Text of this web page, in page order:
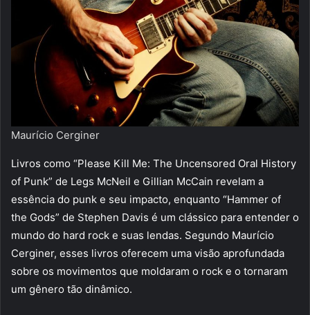
Maurício Cerginer
Livros como “Please Kill Me: The Uncensored Oral History
of Punk” de Legs McNeil e Gillian McCain revelam a
essência do punk e seu impacto, enquanto “Hammer of
the Gods” de Stephen Davis é um clássico para entender o
mundo do hard rock e suas lendas. Segundo Maurício
Cerginer, esses livros oferecem uma visão aprofundada
sobre os movimentos que moldaram o rock e o tornaram
um gênero tão dinâmico.